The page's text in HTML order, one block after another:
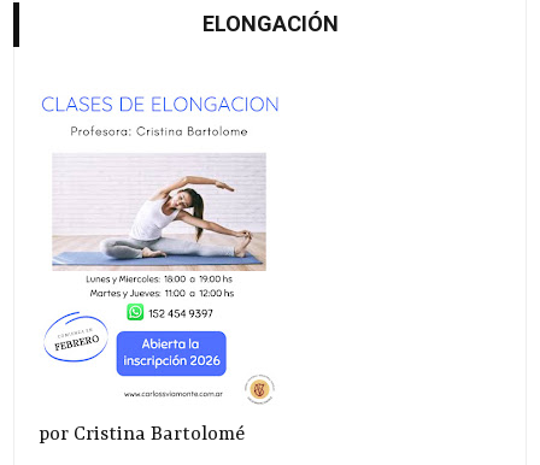
ELONGACIÓN
por Cristina Bartolomé